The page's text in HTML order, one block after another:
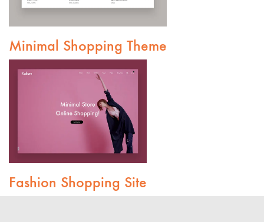
Minimal Shopping Theme
Fashion Shopping Site